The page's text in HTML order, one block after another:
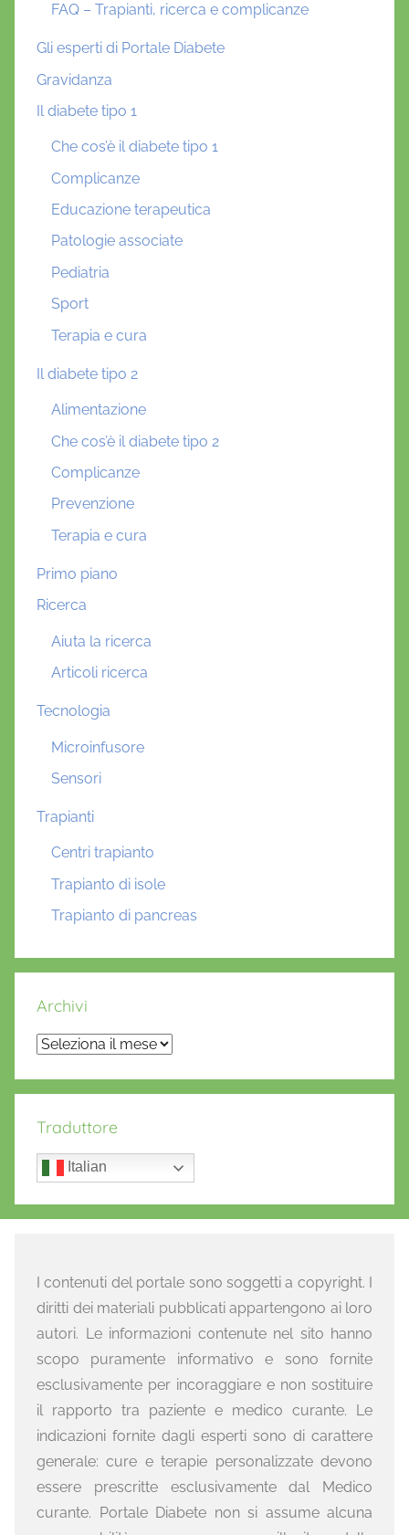
FAQ – Trapianti, ricerca e complicanze
Gli esperti di Portale Diabete
Gravidanza
Il diabete tipo 1
Che cos’è il diabete tipo 1
Complicanze
Educazione terapeutica
Patologie associate
Pediatria
Sport
Terapia e cura
Il diabete tipo 2
Alimentazione
Che cos’è il diabete tipo 2
Complicanze
Prevenzione
Terapia e cura
Primo piano
Ricerca
Aiuta la ricerca
Articoli ricerca
Tecnologia
Microinfusore
Sensori
Trapianti
Centri trapianto
Trapianto di isole
Trapianto di pancreas
Archivi
Archivi
Traduttore
Italian
I contenuti del portale sono soggetti a copyright. I
diritti dei materiali pubblicati appartengono ai loro
autori. Le informazioni contenute nel sito hanno
scopo puramente informativo e sono fornite
esclusivamente per incoraggiare e non sostituire
il rapporto tra paziente e medico curante. Le
indicazioni fornite dagli esperti sono di carattere
generale: cure e terapie personalizzate devono
essere prescritte esclusivamente dal Medico
curante. Portale Diabete non si assume alcuna